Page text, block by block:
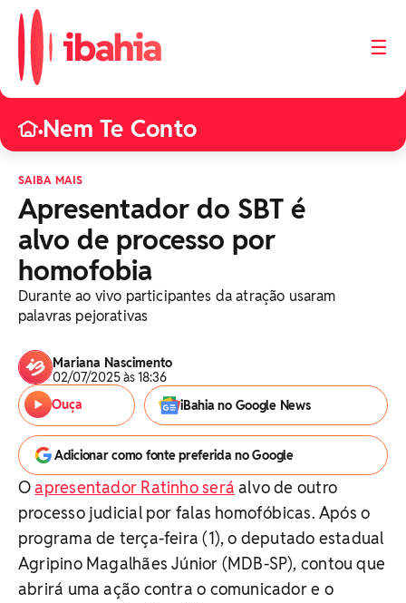
☰
•Nem Te Conto
SAIBA MAIS
Apresentador do SBT é
alvo de processo por
homofobia
Durante ao vivo participantes da atração usaram
palavras pejorativas
Mariana Nascimento
02/07/2025 às 18:36
Ouça
iBahia no Google News
Adicionar como fonte preferida no Google
Oapresentador Ratinho será alvo de outro
processo judicial por falas homofóbicas. Após o
programa de terça-feira (1), o deputado estadual
Agripino Magalhães Júnior (MDB-SP), contou que
abrirá uma ação contra o comunicador e o